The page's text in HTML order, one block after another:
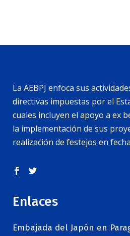
La AEBPJ enfoca sus
directivas impuestas por el
cuales incluyen el apoyo a ex
la implementación de sus
realización de festejos en
Enlaces
Embajada del Japón en